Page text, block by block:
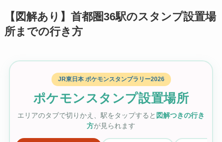
【図解あり】首都圏36駅のスタンプ設置場
所までの行き方
JR東日本 ポケモンスタンプラリー2026
ポケモンスタンプ設置場所
エリアのタブで切りかえ、駅をタップすると 図解つきの行き
方が見られます